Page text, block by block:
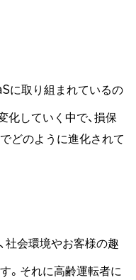
に取り組まれているの
化していく中で、損保
どのように進化されて
社会環境やお客様の趣
。それに高齢運転者に